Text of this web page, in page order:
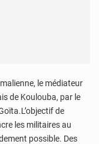
le médiateur
de Koulouba, par le
de
les militaires au
possible. Des